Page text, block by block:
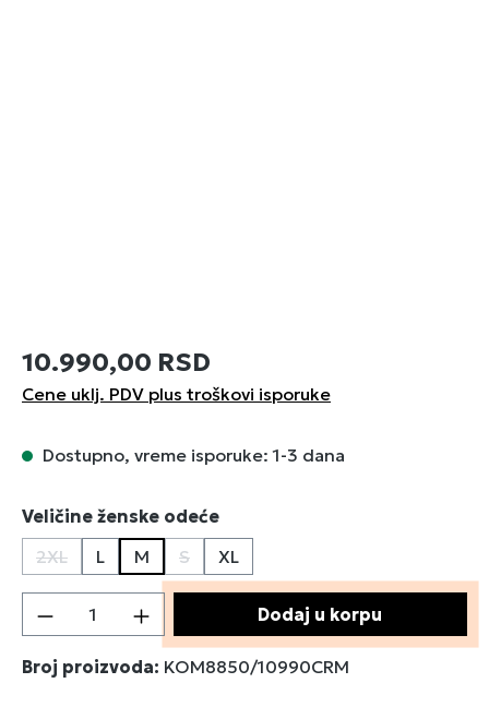
10.990,00 RSD
Cene uklj. PDV plus troškovi isporuke
Dostupno, vreme isporuke: 1-3 dana
Izaberi
Veličine ženske odeće
2XL
(Ova opcija trenutno nije dostupna.)
L M S
(Ova opcija trenutno nije dostupna.)
XL
Količina proizvoda: Unesite željenu
Dodaj u korpu
Broj proizvoda: KOM8850/10990CRM